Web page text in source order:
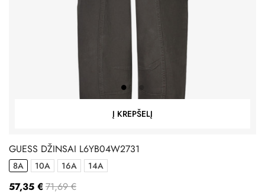
Į KREPŠELĮ
GUESS DŽINSAI L6YB04W2731
8A 10A 16A 14A
57,35 € 71,69 €